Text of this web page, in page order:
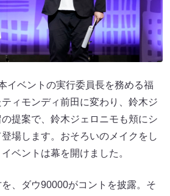
イベントの実行委員長を務める福
ィモンディ前田に変わり、鈴木ジ
提案で、鈴木ジェロニモも頬にシ
場します。おそろいのメイクをし
ベントは幕を開けました。
、ダウ90000がコントを披露。そ